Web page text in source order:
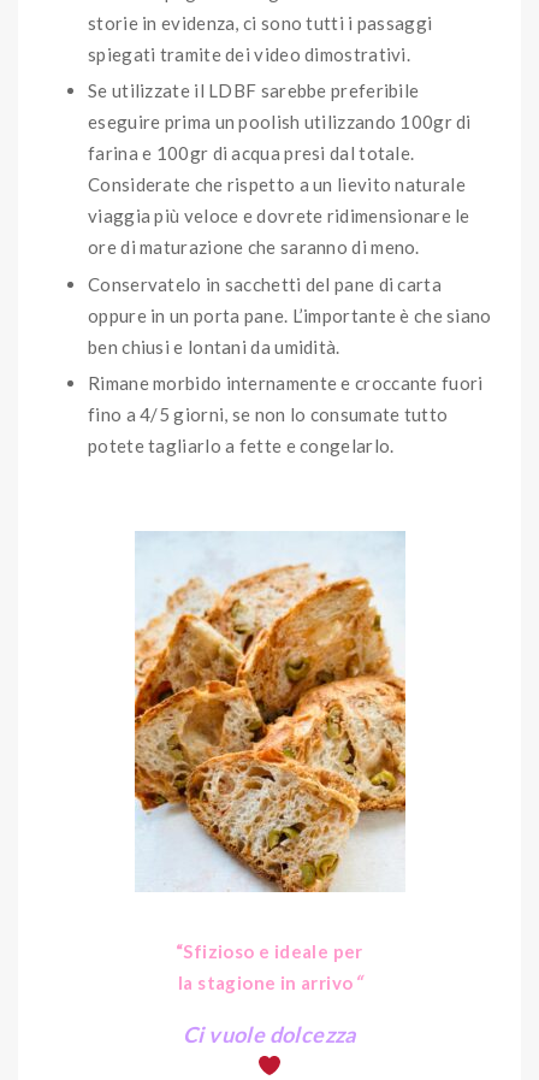
storie in evidenza, ci sono tutti i passaggi
spiegati tramite dei video dimostrativi.
Se utilizzate il LDBF sarebbe preferibile
eseguire prima un poolish utilizzando 100gr di
farina e 100gr di acqua presi dal totale.
Considerate che rispetto a un lievito naturale
viaggia più veloce e dovrete ridimensionare le
ore di maturazione che saranno di meno.
Conservatelo in sacchetti del pane di carta
oppure in un porta pane. L’importante è che siano
ben chiusi e lontani da umidità.
Rimane morbido internamente e croccante fuori
fino a 4/5 giorni, se non lo consumate tutto
potete tagliarlo a fette e congelarlo.
“Sfizioso e ideale per
la stagione in arrivo “
Ci vuole dolcezza